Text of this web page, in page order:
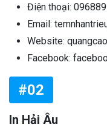
Điện thoại:
Email:
Website:
Facebook:
#02
In Hải Âu